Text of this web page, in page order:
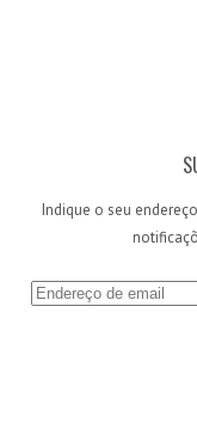
Indique o seu
E